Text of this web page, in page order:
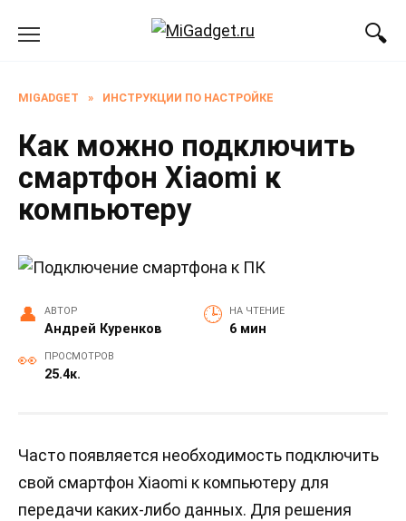
MIGADGET » ИНСТРУКЦИИ ПО НАСТРОЙКЕ
Как можно подключить
смартфон Xiaomi к
компьютеру
АВТОР
Андрей Куренков
НА ЧТЕНИЕ
6 мин
ПРОСМОТРОВ
25.4к.
Часто появляется необходимость подключить
свой смартфон Xiaomi к компьютеру для
передачи каких-либо данных. Для решения